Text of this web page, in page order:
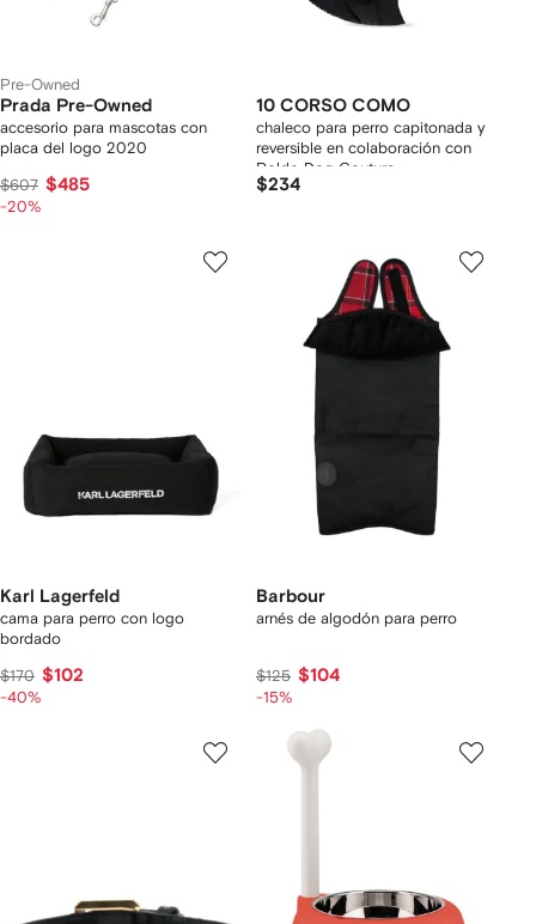
Pre-Owned
Prada Pre-Owned
accesorio para mascotas con
placa del logo 2020
$607 $485
-20%
10 CORSO COMO
chaleco para perro capitonada y
reversible en colaboración con
Poldo Dog Couture
$234
Karl Lagerfeld
cama para perro con logo
bordado
$170 $102
-40%
Barbour
arnés de algodón para perro
$125 $104
-15%